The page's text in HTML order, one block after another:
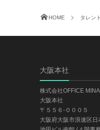
HOME タレント
大阪本社
株式会社OFFICE
大阪本社
〒５５６-０００５
大阪府大阪市浪速区日